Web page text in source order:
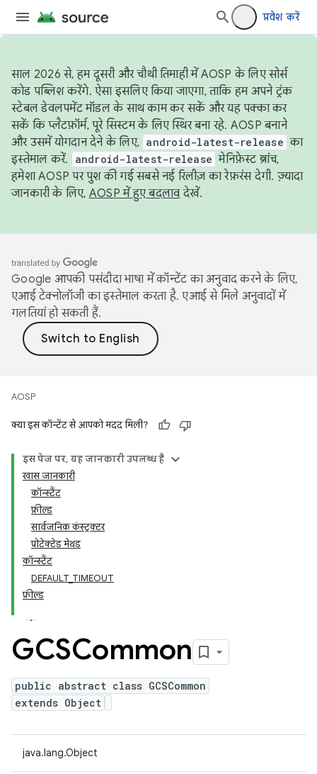
प्रवेश करें
साल 2026 से, हम दूसरी और चौथी तिमाही में AOSP के लिए सोर्स
कोड पब्लिश करेंगे. ऐसा इसलिए किया जाएगा, ताकि हम अपने ट्रंक
स्टेबल डेवलपमेंट मॉडल के साथ काम कर सकें और यह पक्का कर
सकें कि प्लैटफ़ॉर्म, पूरे सिस्टम के लिए स्थिर बना रहे. AOSP बनाने
और उसमें योगदान देने के लिए, android-latest-release का
इस्तेमाल करें.
android-latest-release मेनिफ़ेस्ट ब्रांच,
हमेशा AOSP पर पुश की गई सबसे नई रिलीज़ का रेफ़रंस देगी. ज़्यादा
जानकारी के लिए, AOSP में हुए बदलावदेखें.
Google आपकी पसंदीदा भाषा में कॉन्टेंट का अनुवाद करने के लिए,
एआई टेक्नोलॉजी का इस्तेमाल करता है. एआई से मिले अनुवादों में
गलतियां हो सकती हैं.
AOSP
क्या इस कॉन्टेंट से आपको मदद मिली?
इस पेज पर, यह जानकारी उपलब्ध है
खास जानकारी
कॉन्स्टैंट
फ़ील्ड
सार्वजनिक कंस्ट्रक्टर
प्रोटेक्टेड मेथड
कॉन्स्टैंट
DEFAULT_TIMEOUT
फ़ील्ड
GCSCommon
public abstract class GCSCommon
extends Object
java.lang.Object